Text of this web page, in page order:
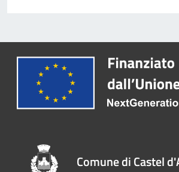
Comune di Castel